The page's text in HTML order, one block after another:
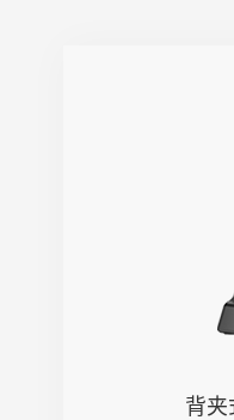
背夹
● 支持
● 4000mA